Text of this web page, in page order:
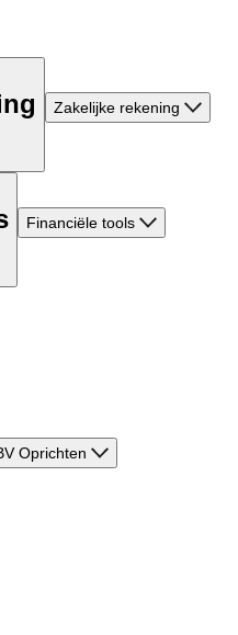
Zakelijke rekening
Financiële tools
Oprichten